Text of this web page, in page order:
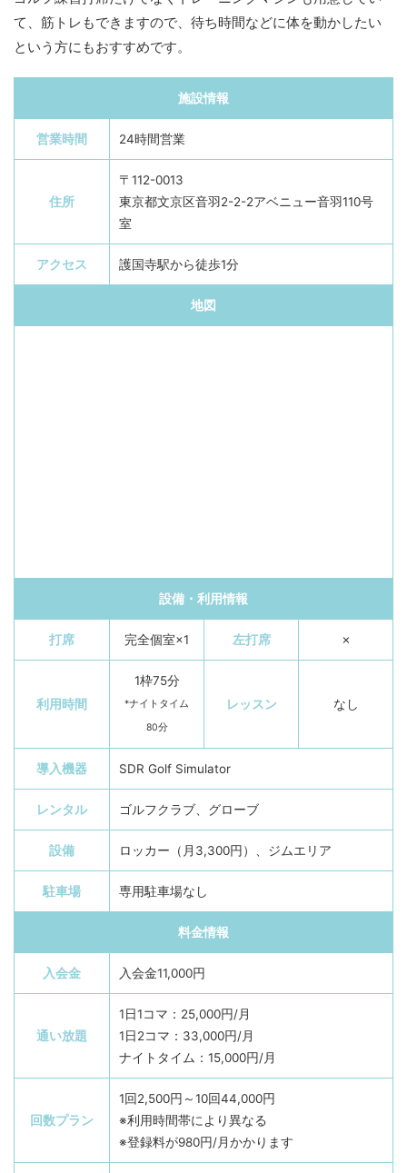
て、筋トレもできますので、待ち時間などに体を動かしたい
という方にもおすすめです。
施設情報
営業時間 24時間営業
住所
〒112-0013
東京都文京区音羽2-2-2アベニュー音羽110号
室
アクセス 護国寺駅から徒歩1分
地図
設備・利用情報
打席 完全個室×1 左打席 ✗
利用時間
1枠75分
*ナイトタイム
80分
レッスン なし
導入機器 SDR Golf Simulator
レンタル ゴルフクラブ、グローブ
設備 ロッカー（月3,300円）、ジムエリア
駐車場 専用駐車場なし
料金情報
入会金 入会金11,000円
通い放題
1日1コマ：25,000円/月
1日2コマ：33,000円/月
ナイトタイム：15,000円/月
回数プラン
1回2,500円～10回44,000円
※利用時間帯により異なる
※登録料が980円/月かかります